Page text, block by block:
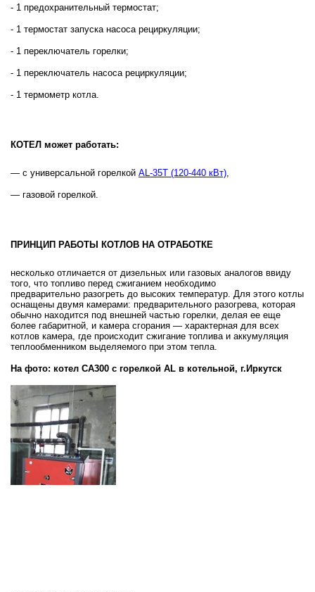
- 1 предохранительный термостат;
- 1 термостат запуска насоса рециркуляции;
- 1 переключатель горелки;
- 1 переключатель насоса рециркуляции;
- 1 термометр котла.
КОТЕЛ может работать:
— с универсальной горелкой AL-35Т (120-440 кВт),
— газовой горелкой.
ПРИНЦИП РАБОТЫ КОТЛОВ НА ОТРАБОТКЕ
несколько отличается от дизельных или газовых аналогов ввиду
того, что топливо перед сжиганием необходимо
предварительно разогреть до высоких температур . Для этого котлы
оснащены двумя камерами: предварительного разогрева, которая
обычно находится под внешней частью горелки, делая ее еще
более габаритной, и камера сгорания — характерная для всех
котлов камера, где происходит сжигание топлива и аккумуляция
теплообменником выделяемого при этом тепла.
На фото: котел CA300 с горелкой AL в котельной, г.Иркутск